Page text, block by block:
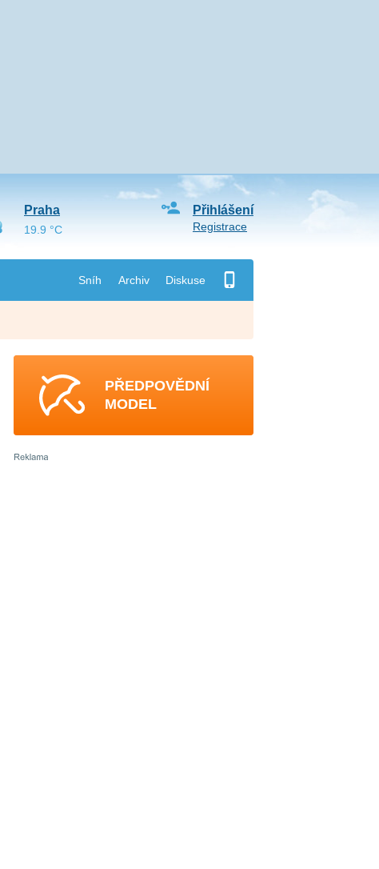
Sníh Archiv Diskuse
Přihlášení
Registrace
Praha
19.9 °C
PŘEDPOVĚDNÍ
MODEL